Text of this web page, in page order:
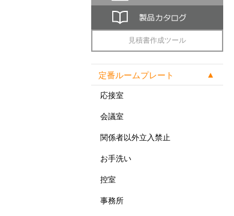
見積書作成ツール
定番ルームプレート
応接室
会議室
関係者以外立入禁止
お手洗い
控室
事務所